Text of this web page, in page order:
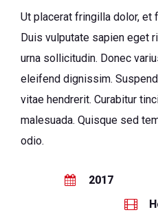
Ut placerat fringilla dolor, et
Duis vulputate sapien eget
urna sollicitudin. Donec
eleifend dignissim.
vitae hendrerit. Curabitur
malesuada. Quisque sed
odio.
2017